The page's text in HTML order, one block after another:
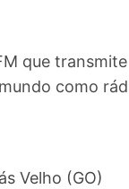
que
como
Velho (GO)